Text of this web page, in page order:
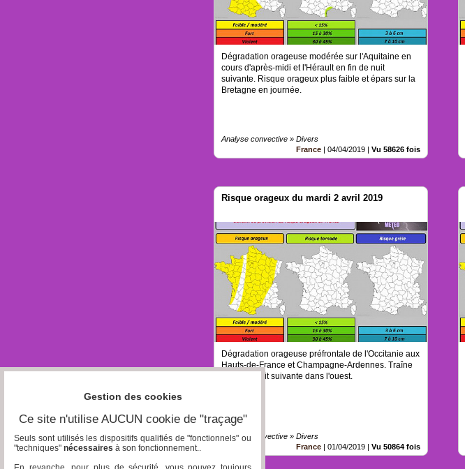
Dégradation orageuse modérée sur l'Aquitaine en
cours d'après-midi et l'Hérault en fin de nuit
suivante. Risque orageux plus faible et épars sur la
Bretagne en journée.
Analyse convective » Divers
France |04/04/2019 |Vu 58626 fois
Risque orageux du mardi 2 avril 2019
Dégradation orageuse préfrontale de l'Occitanie aux
Hauts-de-France et Champagne-Ardennes. Traîne
active la nuit suivante dans l'ouest.
Analyse convective » Divers
France |01/04/2019 |Vu 50864 fois
Gestion des cookies
Ce site n'utilise AUCUN cookie de "traçage"
Seuls sont utilisés les dispositifs qualifiés de "fonctionnels" ou
"techniques" nécessaires à son fonctionnement..